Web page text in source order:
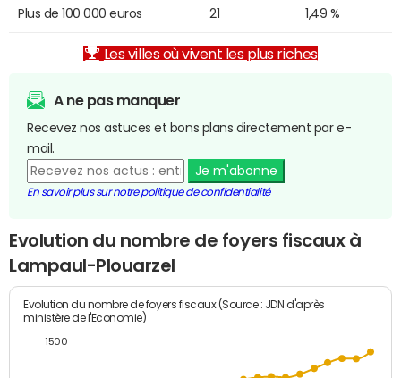
Plus de 100 000 euros 21 1,49 %
Les villes où vivent les plus riches
A ne pas manquer
Recevez nos astuces et bons plans directement par e-
mail.
Je m'abonne
En savoir plus sur notre politique de confidentialité
Evolution du nombre de foyers fiscaux à
Lampaul-Plouarzel
Evolution du nombre de foyers fiscaux (Source : JDN d'après
ministère de l'Economie)
1500